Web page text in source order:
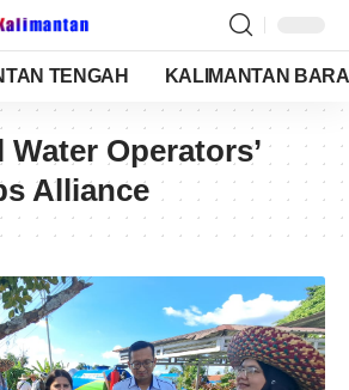
TENGAH KALIMANTAN
Water Operators’
Alliance